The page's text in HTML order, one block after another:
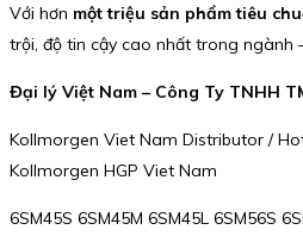
Với hơn một triệu sản phẩm tiêu
trội, độ tin cậy cao nhất trong ngành
Đại lý Việt Nam – Công Ty TNHH
Kollmorgen Viet Nam Distributor /
Kollmorgen HGP Viet Nam
6SM45S 6SM45M 6SM45L 6SM56S